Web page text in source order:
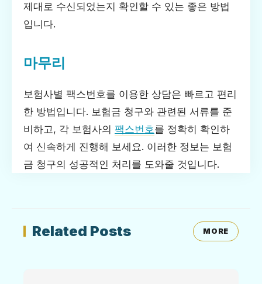
제대로 수신되었는지 확인할 수 있는 좋은 방법
입니다.
마무리
보험사별 팩스번호를 이용한 상담은 빠르고 편리
한 방법입니다. 보험금 청구와 관련된 서류를 준
비하고, 각 보험사의 팩스번호를 정확히 확인하
여 신속하게 진행해 보세요. 이러한 정보는 보험
금 청구의 성공적인 처리를 도와줄 것입니다.
Related Posts MORE